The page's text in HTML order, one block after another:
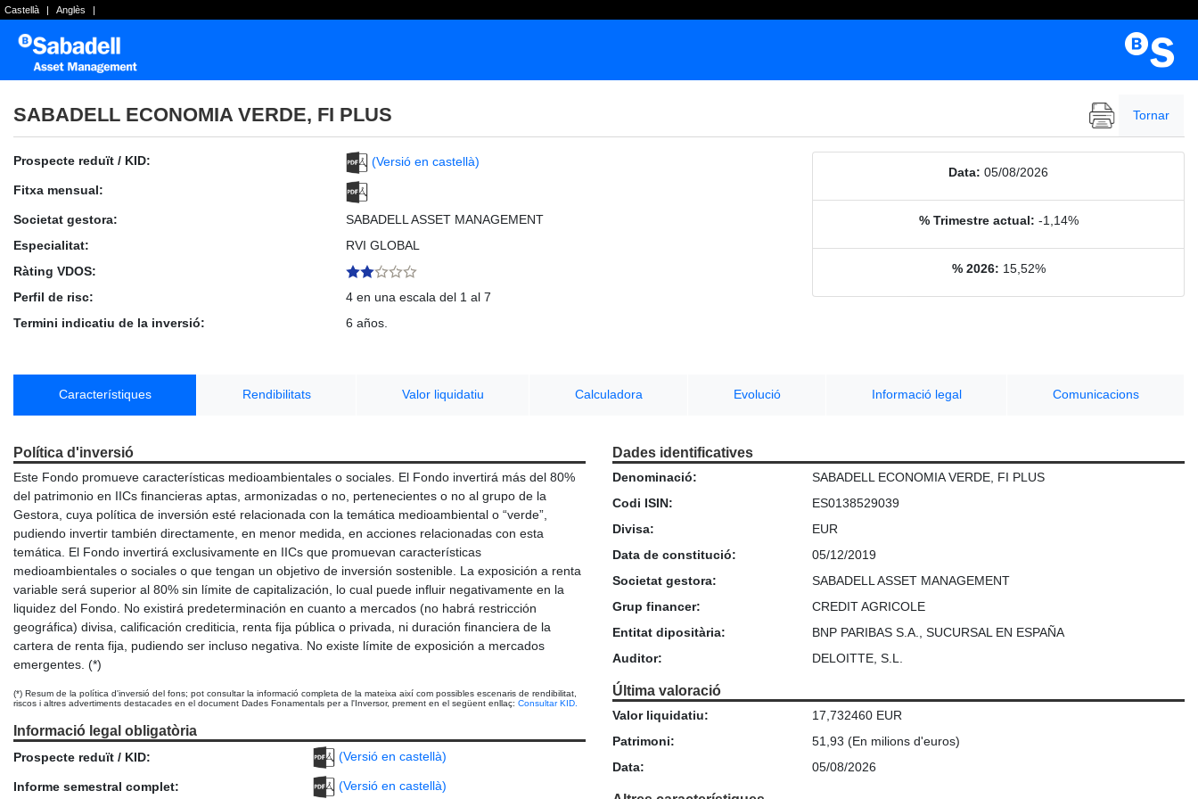
Castellà | Anglès |
SABADELL ECONOMIA VERDE, FI PLUS Tornar
Prospecte reduït / KID:
(Versió en castellà)
Fitxa mensual:
Societat gestora:
SABADELL ASSET MANAGEMENT
Especialitat:
RVI GLOBAL
Ràting VDOS:
Perfil de risc:
4 en una escala del 1 al 7
Termini indicatiu de la inversió:
6 años.
Data: 05/08/2026
% Trimestre actual: -1,14%
% 2026: 15,52%
Característiques Rendibilitats Valor liquidatiu Calculadora Evolució Informació legal Comunicacions
Política d'inversió
Este Fondo promueve características medioambientales o sociales. El Fondo invertirá más del 80%
del patrimonio en IICs financieras aptas, armonizadas o no, pertenecientes o no al grupo de la
Gestora, cuya política de inversión esté relacionada con la temática medioambiental o “verde”,
pudiendo invertir también directamente, en menor medida, en acciones relacionadas con esta
temática. El Fondo invertirá exclusivamente en IICs que promuevan características
medioambientales o sociales o que tengan un objetivo de inversión sostenible. La exposición a renta
variable será superior al 80% sin límite de capitalización, lo cual puede influir negativamente en la
liquidez del Fondo. No existirá predeterminación en cuanto a mercados (no habrá restricción
geográfica) divisa, calificación crediticia, renta fija pública o privada, ni duración financiera de la
cartera de renta fija, pudiendo ser incluso negativa. No existe límite de exposición a mercados
emergentes. (*)
(*) Resum de la política d'inversió del fons; pot consultar la informació completa de la mateixa així com possibles escenaris de rendibilitat,
riscos i altres advertiments destacades en el document Dades Fonamentals per a l'Inversor, prement en el següent enllaç: Consultar KID.
Informació legal obligatòria
Prospecte reduït / KID: (Versió en castellà)
Informe semestral complet: (Versió en castellà)
Dades identificatives
Denominació:
SABADELL ECONOMIA VERDE, FI PLUS
Codi ISIN:
ES0138529039
Divisa:
EUR
Data de constitució:
05/12/2019
Societat gestora:
SABADELL ASSET MANAGEMENT
Grup financer:
CREDIT AGRICOLE
Entitat dipositària:
BNP PARIBAS S.A., SUCURSAL EN ESPAÑA
Auditor:
DELOITTE, S.L.
Última valoració
Valor liquidatiu:
17,732460 EUR
Patrimoni:
51,93 (En milions d'euros)
Data:
05/08/2026